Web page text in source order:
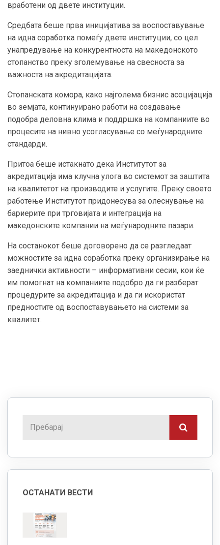
вработени од двете институции.
Средбата беше прва иницијатива за воспоставување
на идна соработка помеѓу двете институции, со цел
унапредување на конкурентноста на македонското
стопанство преку зголемување на свесноста за
важноста на акредитацијата.
Стопанската комора, како најголема бизнис асоцијација
во земјата, континуирано работи на создавање
подобра деловна клима и поддршка на компаниите во
процесите на нивно усогласување со меѓународните
стандарди.
Притоа беше истакнато дека Институтот за
акредитација има клучна улога во системот за заштита
на квалитетот на производите и услугите. Преку своето
работење Институтот придонесува за олеснување на
бариерите при трговијата и интеграција на
македонските компании на меѓународните пазари.
На состанокот беше договорено да се разгледаат
можностите за идна соработка преку организирање на
заеднички активности – информативни сесии, кои ќе
им помогнат на компаниите подобро да ги разберат
процедурите за акредитација и да ги искористат
предностите од воспоставувањето на системи за
квалитет.
ОСТАНАТИ ВЕСТИ